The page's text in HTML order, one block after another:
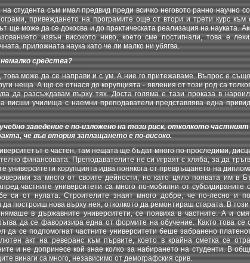
студента съм имал предвид преди всичко неговото ранно научно
привеждането на програмите още от втори и трети курс към
ще може да се докосва и до практическата реализация на науката.
извън високото ниво, което сме постигнали, това е
приложната наука като че ли малко ни убягва.
средства?
може да се направи и с ум. А ние го притежаваме. Въпрос е
неща. А що се отнася до корупцията - явления от този род са
да разсъждавам върху тях. Доста голяма е тази проказа в
висши училища с наемни преподаватели представлява една
заведение е по-изложено на този риск, отколкото частният
че във втория заплащането е по-високо.
е частен, там нещата ще бъдат много по-проследими,
финансовата. Преподавателите не си играят с хляба, за да
университети корупцията идва понякога от превръщането на
за много от своите дейности, но като цяло появата им в
частните университети са много по-мобилни от субсидираните
си от нулата. Строителите знаят много добре, че по-лесно и
построиш нова върху нея, отколкото да ремонтираш старата. В
в държавните университети, се появиха в частните. А и
да се фаворизира една от формите на обучение. Както това се
да се подпомогнат частните университети беше забранено
акт на реверанс към първите, което в крайна сметка се
и не допринесе кой знае колко за набирането на студенти. В
винаги са много, независимо от демографския срив.